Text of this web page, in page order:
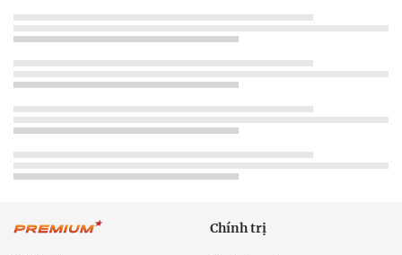
Chính trị